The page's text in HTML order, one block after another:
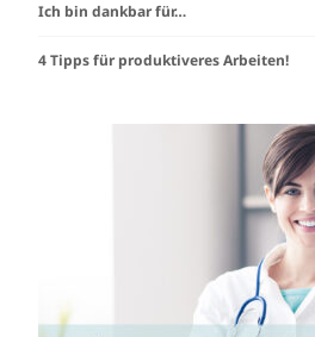
Ich bin dankbar für…
4 Tipps für produktiveres Arbeiten!